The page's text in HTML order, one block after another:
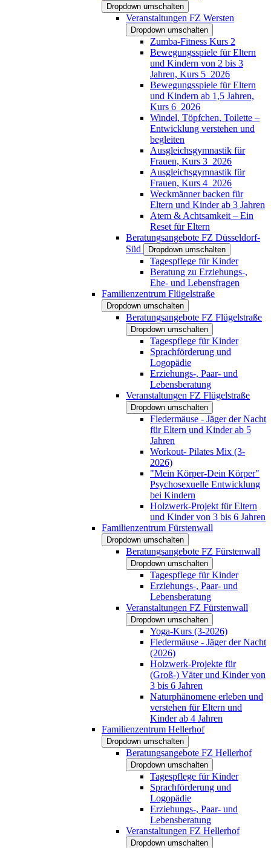
Dropdown umschalten
Veranstaltungen FZ Wersten
Dropdown umschalten
Zumba-Fitness Kurs 2
Bewegungsspiele für Eltern
und Kindern von 2 bis 3
Jahren, Kurs 5_2026
Bewegungsspiele für Eltern
und Kindern ab 1,5 Jahren,
Kurs 6_2026
Windel, Töpfchen, Toilette –
Entwicklung verstehen und
begleiten
Ausgleichsgymnastik für
Frauen, Kurs 3_2026
Ausgleichsgymnastik für
Frauen, Kurs 4_2026
Weckmänner backen für
Eltern und Kinder ab 3 Jahren
Atem & Achtsamkeit – Ein
Reset für Eltern
Beratungsangebote FZ Düsseldorf-
Süd
Dropdown umschalten
Tagespflege für Kinder
Beratung zu Erziehungs-,
Ehe- und Lebensfragen
Familienzentrum Flügelstraße
Dropdown umschalten
Beratungsangebote FZ Flügelstraße
Dropdown umschalten
Tagespflege für Kinder
Sprachförderung und
Logopädie
Erziehungs-, Paar- und
Lebensberatung
Veranstaltungen FZ Flügelstraße
Dropdown umschalten
Fledermäuse - Jäger der Nacht
für Eltern und Kinder ab 5
Jahren
Workout- Pilates Mix (3-
2026)
"Mein Körper-Dein Körper"
Psychosexuelle Entwicklung
bei Kindern
Holzwerk-Projekt für Eltern
und Kinder von 3 bis 6 Jahren
Familienzentrum Fürstenwall
Dropdown umschalten
Beratungsangebote FZ Fürstenwall
Dropdown umschalten
Tagespflege für Kinder
Erziehungs-, Paar- und
Lebensberatung
Veranstaltungen FZ Fürstenwall
Dropdown umschalten
Yoga-Kurs (3-2026)
Fledermäuse - Jäger der Nacht
(2026)
Holzwerk-Projekte für
(Groß-) Väter und Kinder von
3 bis 6 Jahren
Naturphänomene erleben und
verstehen für Eltern und
Kinder ab 4 Jahren
Familienzentrum Hellerhof
Dropdown umschalten
Beratungsangebote FZ Hellerhof
Dropdown umschalten
Tagespflege für Kinder
Sprachförderung und
Logopädie
Erziehungs-, Paar- und
Lebensberatung
Veranstaltungen FZ Hellerhof
Dropdown umschalten